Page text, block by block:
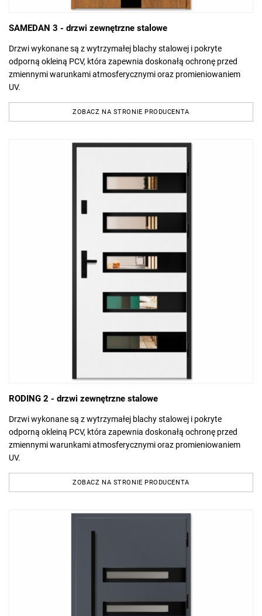
SAMEDAN 3 - drzwi zewnętrzne stalowe
Drzwi wykonane są z wytrzymałej blachy stalowej i pokryte
odporną okleiną PCV, która zapewnia doskonałą ochronę przed
zmiennymi warunkami atmosferycznymi oraz promieniowaniem
UV.
ZOBACZ NA STRONIE PRODUCENTA
RODING 2 - drzwi zewnętrzne stalowe
Drzwi wykonane są z wytrzymałej blachy stalowej i pokryte
odporną okleiną PCV, która zapewnia doskonałą ochronę przed
zmiennymi warunkami atmosferycznymi oraz promieniowaniem
UV.
ZOBACZ NA STRONIE PRODUCENTA